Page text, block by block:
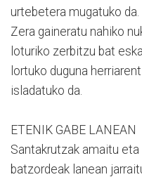
urtebetera mugatuko da.
Zera gaineratu nahiko
loturiko zerbitzu bat
lortuko duguna
isladatuko da.
ETENIK GABE LANEAN
Santakrutzak amaitu
batzordeak lanean